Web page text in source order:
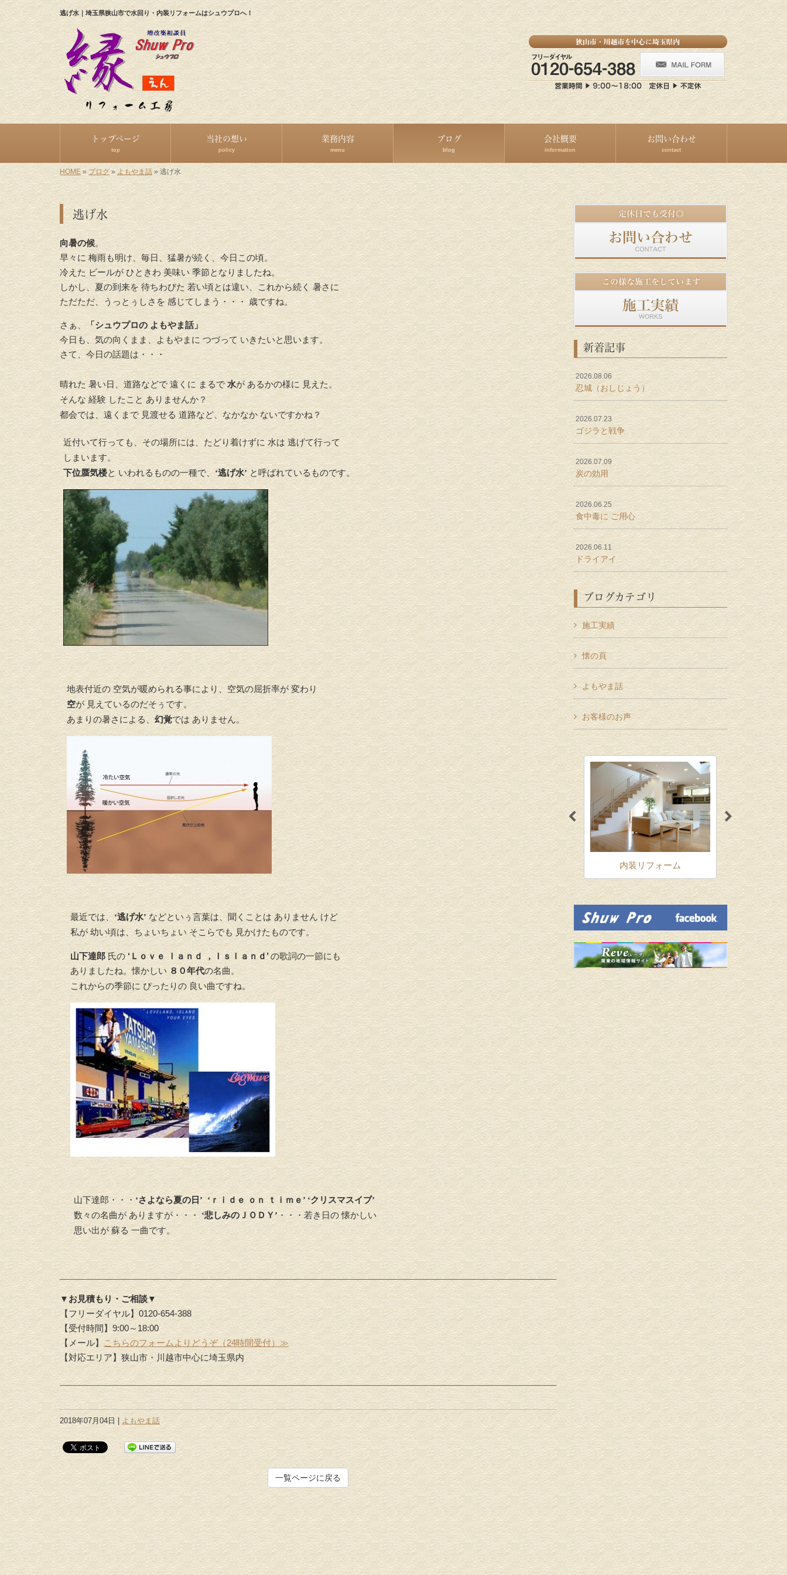
逃げ水｜埼玉県狭山市で水回り・内装リフォームはシュウプロへ！
トップページ
top
当社の想い
policy
業務内容
menu
ブログ
blog
会社概要
information
お問い合わせ
contact
HOME» ブログ » よもやま話 » 逃げ水
逃げ水
向暑の候。
早々に 梅雨も明け、毎日、猛暑が続く、今日この頃。
冷えた ビールが ひときわ 美味い 季節となりましたね。
しかし、夏の到来を 待ちわびた 若い頃とは違い、これから続く 暑さに
ただただ、うっとぅしさを 感じてしまう・・・ 歳ですね。
さぁ、 「シュウプロの よもやま話」
今日も、気の向くまま、よもやまに つづって いきたいと思います。
さて、今日の話題は・・・
晴れた 暑い日、道路などで 遠くに まるで水が あるかの様に 見えた。
そんな 経験 したこと ありませんか？
都会では、遠くまで 見渡せる 道路など、なかなか ないですかね？
近付いて行っても、その場所には、たどり着けずに 水は 逃げて行って
しまいます。
下位蜃気楼と いわれるものの一種で、 ‘逃げ水’ と呼ばれているものです。
地表付近の 空気が暖められる事により、空気の屈折率が 変わり
空が 見えているのだそぅです。
あまりの暑さによる、幻覚では ありません。
最近では、 ‘逃げ水’ などといぅ言葉は、聞くことは ありません けど
私が 幼い頃は、ちょいちょい そこらでも 見かけたものです。
山下達郎氏の‘Ｌｏｖｅ ｌａｎｄ ，Ｉｓｌａｎｄ’の歌詞の一節にも
ありましたね。懐かしい ８０年代の名曲。
これからの季節に ぴったりの 良い曲ですね。
山下達郎・・・ ‘さよなら夏の日’ ‘ｒｉｄｅ ｏｎ ｔｉｍｅ’ ‘クリスマスイブ’
数々の名曲が ありますが・・・ ‘悲しみのＪＯＤＹ’・・・若き日の 懐かしい
思い出が 蘇る 一曲です。
▼お見積もり・ご相談▼
【フリーダイヤル】0120-654-388
【受付時間】9:00～18:00
【メール】
こちらのフォームよりどうぞ（24時間受付）≫
【対応エリア】狭山市・川越市中心に埼玉県内
2018年07月04日 | よもやま話
一覧ページに戻る
新着記事
2026.08.06
忍城（おしじょう）
2026.07.23
ゴジラと戦争
2026.07.09
炭の効用
2026.06.25
食中毒に ご用心
2026.06.11
ドライアイ
ブログカテゴリ
施工実績
懐の頁
よもやま話
お客様のお声
介護リフォーム・バリアフリ
ーリフォーム
水回りリフォーム 内装リフォーム